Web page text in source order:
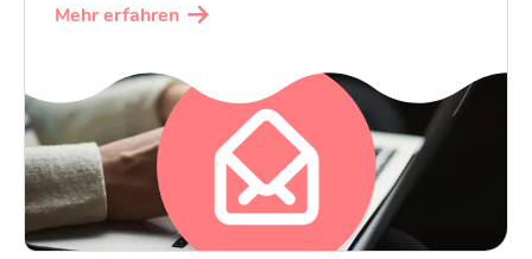
Mehr erfahren